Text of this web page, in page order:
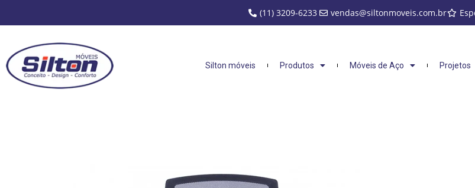
(11) 3209-6233 vendas@siltonmoveis.com.br
Silton móveis Produtos Móveis de Aço Projetos